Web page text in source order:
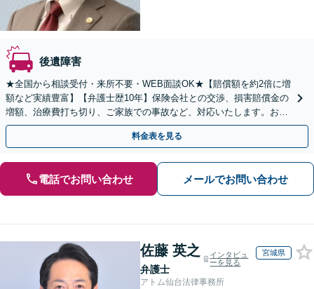
後遺障害
★全国から相談受付・来所不要・WEB面談OK★【賠償額を約2倍に増
額など実績豊富】【弁護士歴10年】保険会社との交渉、損害賠償金の
増額、治療費打ち切り、ご家族での事故など、対応いたします。お早
めにご相談ください【初回相談・着手金無料】
料金表を見る
電話でお問い合わせ メールでお問い合わせ
佐藤 英之
弁護士
インタビュ
ーを見る
宮城県
アトム仙台法律事務所